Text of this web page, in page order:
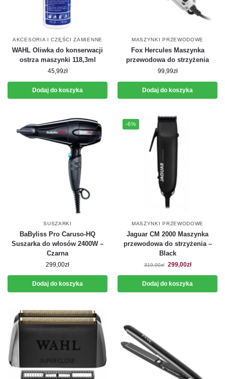
AKCESORIA I CZĘŚCI ZAMIENNE
WAHL Oliwka do konserwacji
ostrza maszynki 118,3ml
45,99zł
Dodaj do koszyka
MASZYNKI PRZEWODOWE
Fox Hercules Maszynka
przewodowa do strzyżenia
99,99zł
Dodaj do koszyka
SUSZARKI
BaByliss Pro Caruso-HQ
Suszarka do włosów 2400W –
Czarna
299,00zł
Dodaj do koszyka
-6%
MASZYNKI PRZEWODOWE
Jaguar CM 2000 Maszynka
przewodowa do strzyżenia –
Black
319,00zł 299,00zł
Dodaj do koszyka